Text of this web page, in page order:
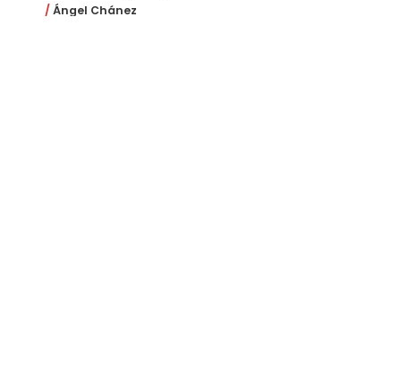
Ángel Chánez